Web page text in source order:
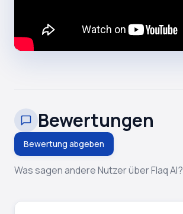
Bewertungen
Bewertung abgeben
Was sagen andere Nutzer über Flaq AI?